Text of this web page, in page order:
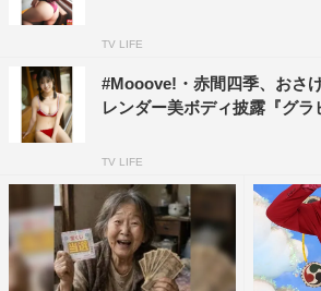
TV LIFE
#Mooove!・赤間四季、おさ
レンダー美ボディ披露『グラ
TV LIFE